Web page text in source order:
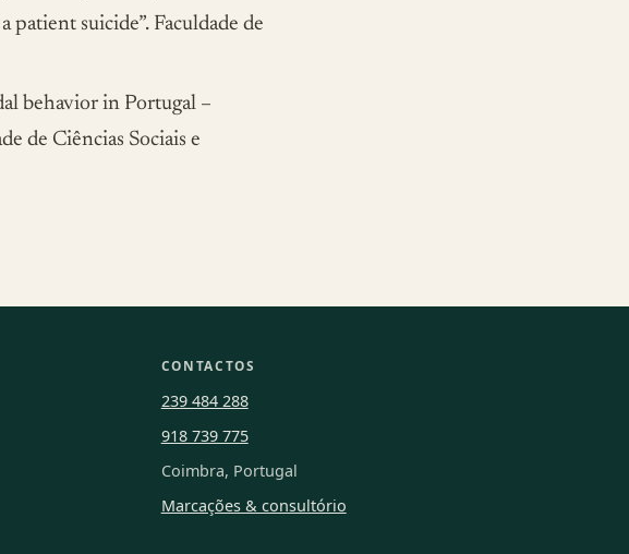
suicide”. Faculdade de
behavior in Portugal –
de Ciências Sociais e
CONTACTOS
239 484 288
918 739 775
Coimbra, Portugal
Marcações & consultório